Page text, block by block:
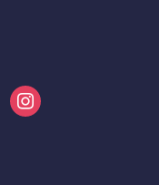
instagram